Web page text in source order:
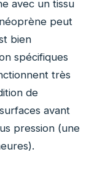
avec un tissu
peut
bien
spécifiques
très
de
avant
pression (une